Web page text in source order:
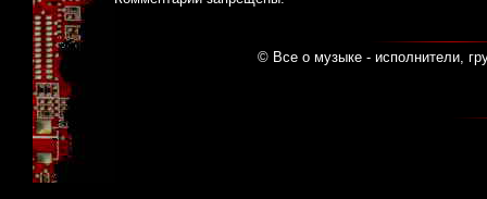
© Все о музыке - исполнители,